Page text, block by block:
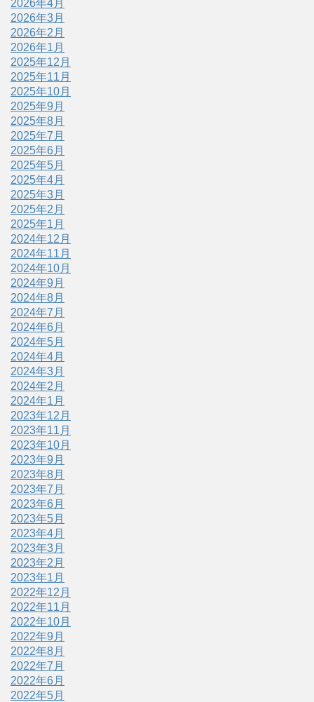
2026年4月
2026年3月
2026年2月
2026年1月
2025年12月
2025年11月
2025年10月
2025年9月
2025年8月
2025年7月
2025年6月
2025年5月
2025年4月
2025年3月
2025年2月
2025年1月
2024年12月
2024年11月
2024年10月
2024年9月
2024年8月
2024年7月
2024年6月
2024年5月
2024年4月
2024年3月
2024年2月
2024年1月
2023年12月
2023年11月
2023年10月
2023年9月
2023年8月
2023年7月
2023年6月
2023年5月
2023年4月
2023年3月
2023年2月
2023年1月
2022年12月
2022年11月
2022年10月
2022年9月
2022年8月
2022年7月
2022年6月
2022年5月